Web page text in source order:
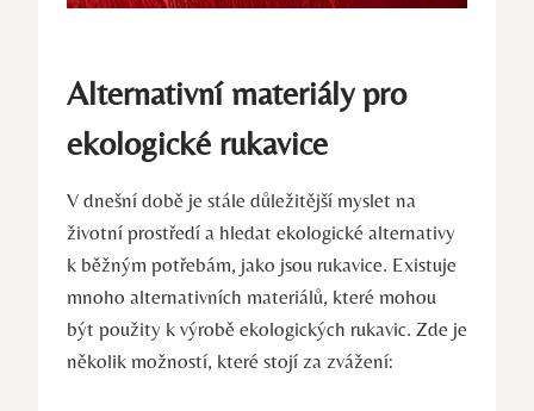
Alternativní materiály pro
ekologické rukavice
V dnešní době je stále důležitější myslet na
životní prostředí a hledat ekologické alternativy ​
k běžným potřebám, jako jsou rukavice. Existuje
mnoho alternativních materiálů, které‍ mohou
být použity k výrobě ekologických rukavic. Zde je
několik možností, které stojí za zvážení: